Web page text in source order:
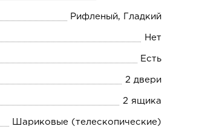
Рифленый, Гладкий
Нет
Есть
2 двери
2 ящика
Шариковые (телескопические)